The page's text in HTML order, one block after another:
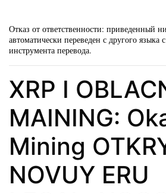
Отказ от ответственности: приведенный
автоматически переведен с другого
инструмента перевода.
XRP I
MAINING:
Mining
NOVUY ERU